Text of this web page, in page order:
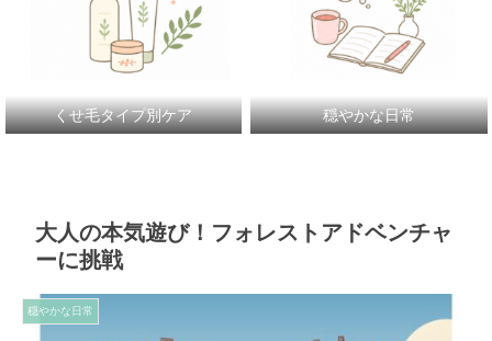
くせ毛タイプ別ケア 穏やかな日常
大人の本気遊び！フォレストアドベンチャ
ーに挑戦
穏やかな日常